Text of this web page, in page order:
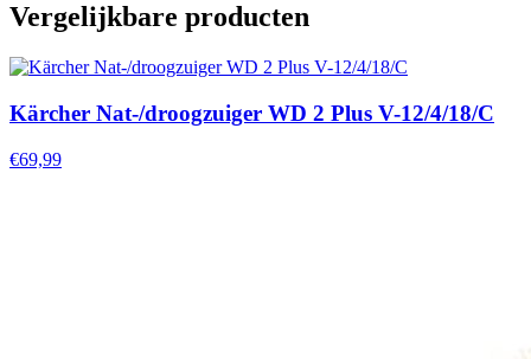
Vergelijkbare producten
Kärcher Nat-/droogzuiger WD 2 Plus V-12/4/18/C
€69,99